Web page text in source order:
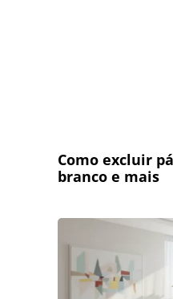
Como excluir
branco e mais